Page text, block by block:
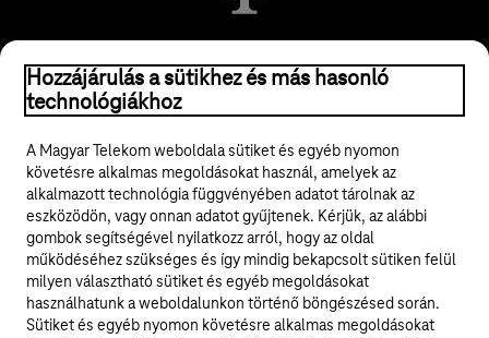
© 2026 Magyar Telekom Nyrt.
ÁSZF
Adatvédelem
Felhívások
Hozzájárulás a sütikhez és más hasonló
technológiákhoz
A Magyar Telekom weboldala sütiket és egyéb nyomon
követésre alkalmas megoldásokat használ, amelyek az
alkalmazott technológia függvényében adatot tárolnak az
eszközödön, vagy onnan adatot gyűjtenek. Kérjük, az alábbi
gombok segítségével nyilatkozz arról, hogy az oldal
működéséhez szükséges és így mindig bekapcsolt sütiken felül
milyen választható sütiket és egyéb megoldásokat
használhatunk a weboldalunkon történő böngészésed során.
Sütiket és egyéb nyomon követésre alkalmas megoldásokat